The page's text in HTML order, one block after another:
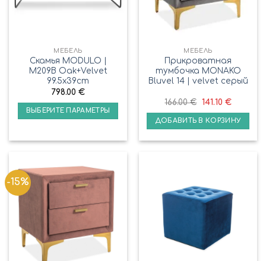
МЕБЕЛЬ
Cкамья MODULO |
M209B Oak+Velvet
99.5x39cm
798.00 €
ВЫБЕРИТЕ ПАРАМЕТРЫ
МЕБЕЛЬ
Прикроватная
тумбочка MONAKO
Bluvel 14 | velvet серый
166.00€ 141.10 €
ДОБАВИТЬ В КОРЗИНУ
-15%